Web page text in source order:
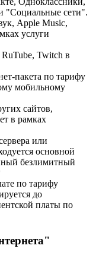
"Социальные сети".
Apple Music,
услуги
Twitch в
пакета по тарифу
мобильному
сайтов,
в рамках
или
основной
безлимитный
по тарифу
до
платы по